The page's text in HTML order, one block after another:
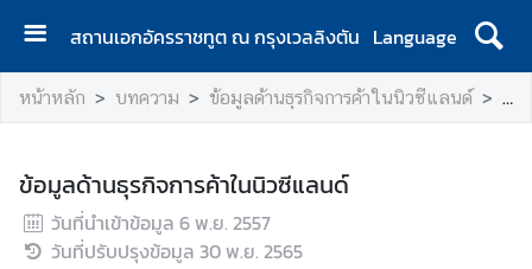
สถานเอกอัครราชทูต ณ กรุงเวลลิงตัน Language
ห
น้
ร
ก
|
หน้าหลัก บทความ ข้อมูลด้านธุรกิจการค้าในนิวซีแลนด์ ข้อ
ข้อมูลด้านธุรกิจการค้าในนิวซีแลนด์
วันที่นำเข้าข้อมูล 6 พ.ย. 2557
วันที่ปรับปรุงข้อมูล 30 พ.ย. 2565